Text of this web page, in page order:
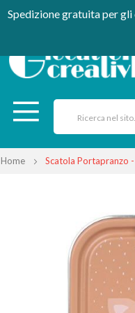
Spedizione gratuita per
Home Scatola Portapranzo